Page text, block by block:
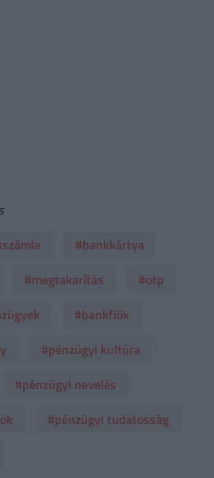
#bankkártya
#megtakarítás
#otp
#bankfiók
#pénzügyi kultúra
#pénzügyi nevelés
#pénzügyi tudatosság